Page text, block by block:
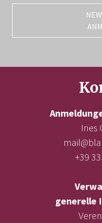
Ines
+39
generelle